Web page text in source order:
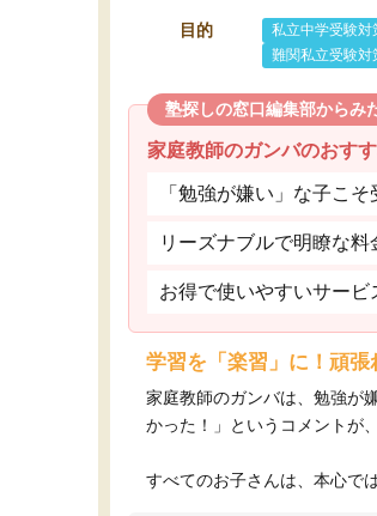
目的 私立中学受験対
難関私立受験対
塾探しの窓口編集部からみ
家庭教師のガンバのおす
「勉強が嫌い」な子こ
リーズナブルで明瞭な
お得で使いやすいサー
学習を「楽習」に！頑
家庭教師のガンバは、勉強が
かった！」というコメントが
すべてのお子さんは、本心で